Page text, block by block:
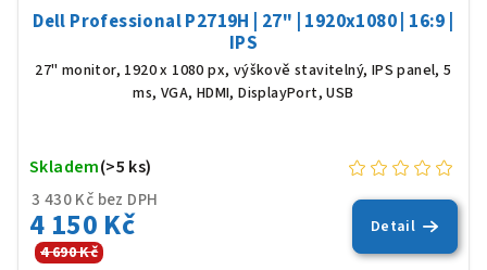
Dell Professional P2719H | 27" | 1920x1080 | 16:9 |
IPS
27" monitor, 1920 x 1080 px, výškově stavitelný, IPS panel, 5
ms, VGA, HDMI, DisplayPort, USB
3 430 Kč bez DPH
4 150 Kč
4 690 Kč
Skladem(>5 ks)
Detail